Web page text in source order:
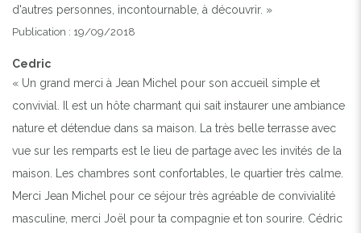
d'autres personnes, incontournable, à découvrir. »
Publication : 19/09/2018
Cedric
« Un grand merci à Jean Michel pour son accueil simple et
convivial. Il est un hôte charmant qui sait instaurer une ambiance
nature et détendue dans sa maison. La très belle terrasse avec
vue sur les remparts est le lieu de partage avec les invités de la
maison. Les chambres sont confortables, le quartier très calme.
Merci Jean Michel pour ce séjour très agréable de convivialité
masculine, merci Joël pour ta compagnie et ton sourire. Cédric